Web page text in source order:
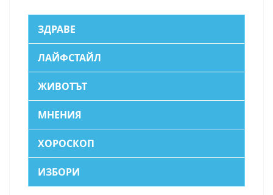
ЗДРАВЕ
ЛАЙФСТАЙЛ
ЖИВОТЪТ
МНЕНИЯ
ХОРОСКОП
ИЗБОРИ